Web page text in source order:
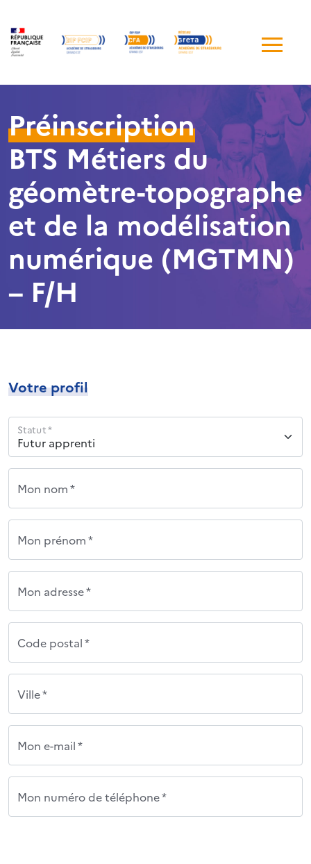
de
Préinscription
BTS Métiers du
géomètre-topographe
et de la modélisation
numérique (MGTMN)
– F/H
Votre profil
Statut *
Mon nom *
Mon prénom *
Mon adresse *
Code postal *
Ville *
Mon e-mail *
Mon numéro de téléphone *